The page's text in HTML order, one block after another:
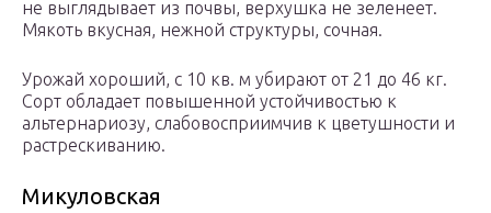
не выглядывает из почвы, верхушка не зеленеет.
Мякоть вкусная, нежной структуры, сочная.
Урожай хороший, с 10 кв. м убирают от 21 до 46 кг.
Сорт обладает повышенной устойчивостью к
альтернариозу, слабовосприимчив к цветушности и
растрескиванию.
Микуловская